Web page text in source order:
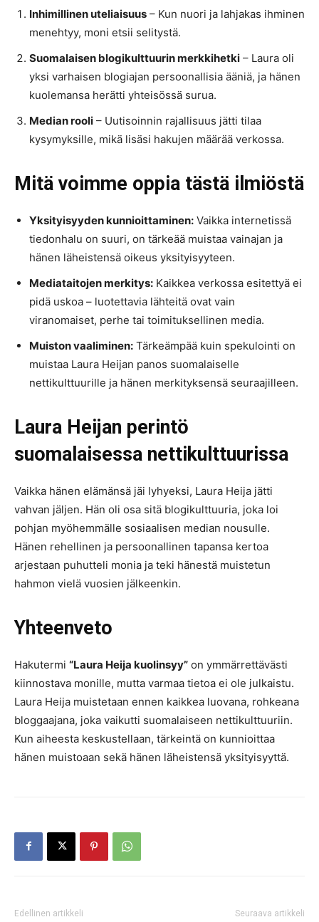
Inhimillinen uteliaisuus – Kun nuori ja lahjakas ihminen
menehtyy, moni etsii selitystä.
Suomalaisen blogikulttuurin merkkihetki – Laura oli
yksi varhaisen blogiajan persoonallisia ääniä, ja hänen
kuolemansa herätti yhteisössä surua.
Median rooli – Uutisoinnin rajallisuus jätti tilaa
kysymyksille, mikä lisäsi hakujen määrää verkossa.
Mitä voimme oppia tästä ilmiöstä
Yksityisyyden kunnioittaminen: Vaikka internetissä
tiedonhalu on suuri, on tärkeää muistaa vainajan ja
hänen läheistensä oikeus yksityisyyteen.
Mediataitojen merkitys: Kaikkea verkossa esitettyä ei
pidä uskoa – luotettavia lähteitä ovat vain
viranomaiset, perhe tai toimituksellinen media.
Muiston vaaliminen: Tärkeämpää kuin spekulointi on
muistaa Laura Heijan panos suomalaiselle
nettikulttuurille ja hänen merkityksensä seuraajilleen.
Laura Heijan perintö
suomalaisessa nettikulttuurissa
Vaikka hänen elämänsä jäi lyhyeksi, Laura Heija jätti
vahvan jäljen. Hän oli osa sitä blogikulttuuria, joka loi
pohjan myöhemmälle sosiaalisen median nousulle.
Hänen rehellinen ja persoonallinen tapansa kertoa
arjestaan puhutteli monia ja teki hänestä muistetun
hahmon vielä vuosien jälkeenkin.
Yhteenveto
Hakutermi “Laura Heija kuolinsyy” on ymmärrettävästi
kiinnostava monille, mutta varmaa tietoa ei ole julkaistu.
Laura Heija muistetaan ennen kaikkea luovana, rohkeana
bloggaajana, joka vaikutti suomalaiseen nettikulttuuriin.
Kun aiheesta keskustellaan, tärkeintä on kunnioittaa
hänen muistoaan sekä hänen läheistensä yksityisyyttä.
Edellinen artikkeli Seuraava artikkeli